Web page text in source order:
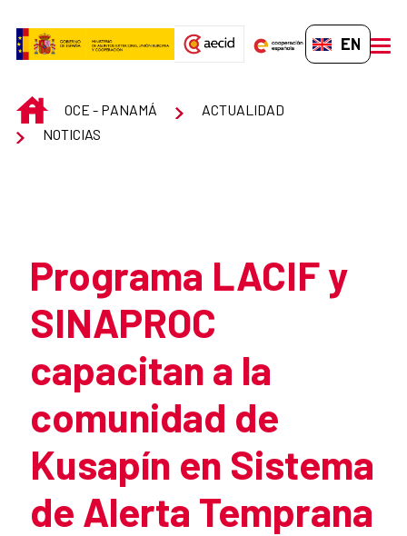
EN-GB
INICIOOCE - PANAMÁ
ACTUALIDAD
NOTICIAS
Programa LACIF y
SINAPROC
capacitan a la
comunidad de
Kusapín en Sistema
de Alerta Temprana